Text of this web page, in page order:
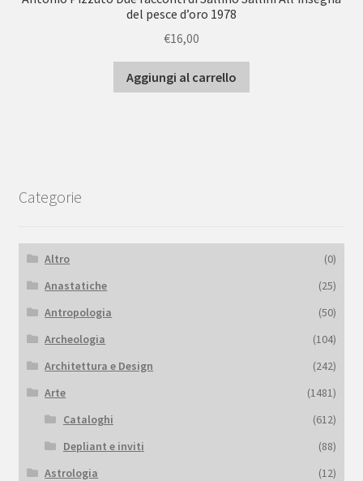
del pesce d’oro 1978
€16,00
Aggiungi al carrello
Categorie
Altro
(0)
Anastatiche
(25)
Antropologia
(50)
Archeologia
(104)
Architettura e Design
(242)
Arte
(1481)
Cataloghi
(612)
Depliant e inviti
(88)
Astrologia
(12)